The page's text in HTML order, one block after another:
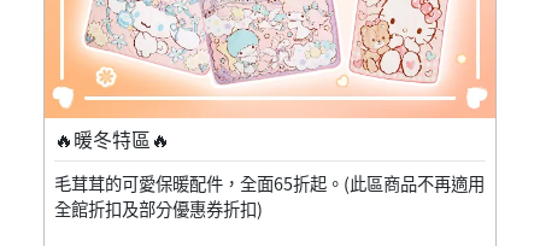
🔥暖冬特區🔥
毛茸茸的可愛保暖配件，全面65折起。(此區商品不再適用
全館折扣及部分優惠券折扣)